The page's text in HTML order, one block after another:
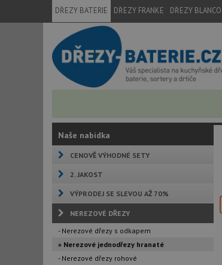
DŘEZY BATERIE DŘEZY FRANKE DŘEZY BLANCO
Naše nabídka
CENOVĚ VÝHODNÉ SETY
2. JAKOST
VÝPRODEJ SE SLEVOU AŽ 70%
NEREZOVÉ DŘEZY
- Nerezové dřezy s odkapem
» Nerezové jednodřezy hranaté
- Nerezové dřezy rohové